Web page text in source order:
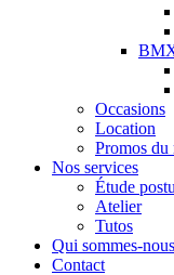
Occasions
Location
Promos du
Nos services
Étude
Atelier
Tutos
Qui sommes-
Contact